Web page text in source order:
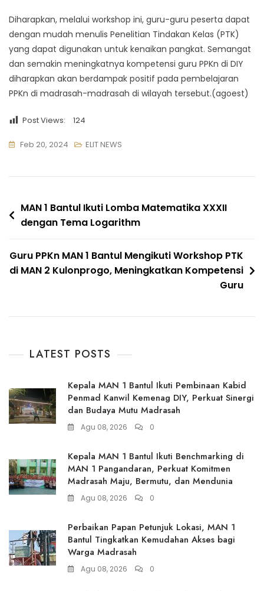
Diharapkan, melalui workshop ini, guru-guru peserta dapat
dengan mudah menulis Penelitian Tindakan Kelas (PTK)
yang dapat digunakan untuk kenaikan pangkat. Semangat
dan semakin meningkatnya kompetensi guru PPKn di DIY
diharapkan akan berdampak positif pada pembelajaran
PPKn di madrasah-madrasah di wilayah tersebut.(agoest)
Post Views: 124
Feb 20, 2024 ELIT NEWS
Navigasi
pos
MAN 1 Bantul Ikuti Lomba Matematika XXXII
dengan Tema Logarithm
Guru PPKn MAN 1 Bantul Mengikuti Workshop PTK
di MAN 2 Kulonprogo, Meningkatkan Kompetensi
Guru
LATEST POSTS
Kepala MAN 1 Bantul Ikuti Pembinaan Kabid
Penmad Kanwil Kemenag DIY, Perkuat Sinergi
dan Budaya Mutu Madrasah
Agu 08, 2026 0
Kepala MAN 1 Bantul Ikuti Benchmarking di
MAN 1 Pangandaran, Perkuat Komitmen
Madrasah Maju, Bermutu, dan Mendunia
Agu 08, 2026 0
Perbaikan Papan Petunjuk Lokasi, MAN 1
Bantul Tingkatkan Kemudahan Akses bagi
Warga Madrasah
Agu 08, 2026 0